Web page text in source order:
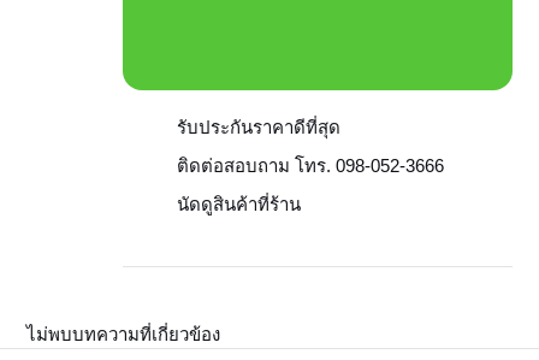
รับประกันราคาดีที่สุด
ติดต่อสอบถาม โทร. 098-052-3666
นัดดูสินค้าที่ร้าน
ไม่พบบทความที่เกี่ยวข้อง